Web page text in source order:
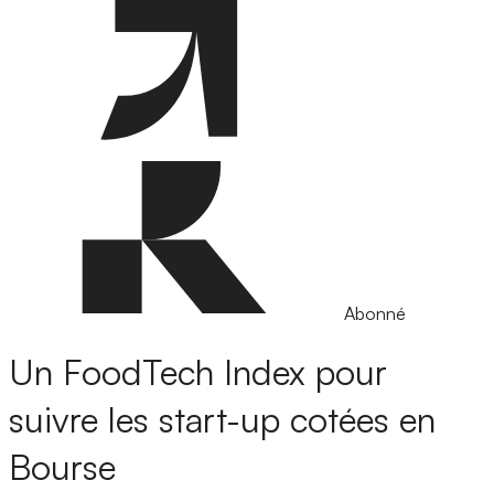
Abonné
Un FoodTech Index pour
suivre les start-up cotées en
Bourse